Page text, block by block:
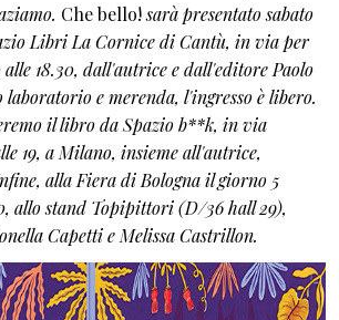
Che bello!sarà presentato sabato
Libri La Cornice di Cantù, in via per
alle 18.30, dall'autrice e dall'editore Paolo
e merenda, l'ingresso è libero.
il libro da Spazio b**k, in via
19, a Milano, insieme all'autrice,
alla Fiera di Bologna il giorno 5
allo stand Topipittori (D/36 hall 29),
Capetti e Melissa Castrillon.